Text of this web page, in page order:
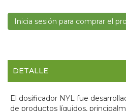
Inicia sesión para comprar el
DETALLE
El dosificador NYL fue
de productos líquidos,